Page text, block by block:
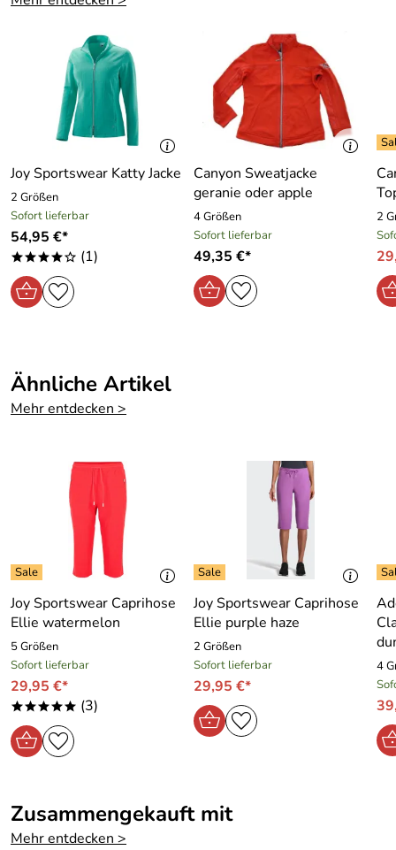
Oberteilen zu Kombinieren.
Beachten Sie unsere große Auswahl im Canyon Women
Sports Shop
Hersteller: Scoretex GmbH, Bräunleinsberg 16 91242
Ottensoos, sales@scoretex.com
Bewertungsdatum: 06.12.2014
Joy Sportswear Katty Jacke
2 Größen
Sofort lieferbar
54,95 €*
****o (1)
Canyon Sweatjacke
geranie oder apple
4 Größen
Sofort lieferbar
49,35 €*
2
Ähnliche Artikel
Mehr entdecken >
Joy Sportswear Caprihose
Ellie watermelon
5 Größen
Sofort lieferbar
29,95 €*
***** (3)
Joy Sportswear Caprihose
Ellie purple haze
2 Größen
Sofort lieferbar
29,95 €*
4
Zusammengekauft mit
Mehr entdecken >